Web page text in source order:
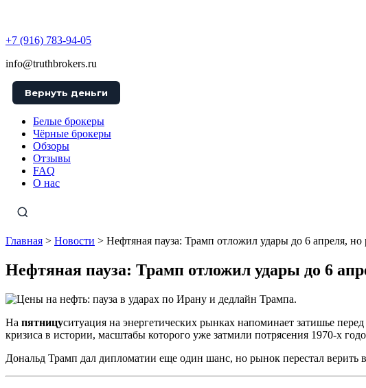
+7 (916) 783-94-05
info@truthbrokers.ru
Вернуть деньги
Белые брокеры
Чёрные брокеры
Обзоры
Отзывы
FAQ
О нас
Главная > Новости > Нефтяная пауза: Трамп отложил удары до 6 апреля, но
Нефтяная пауза: Трамп отложил удары до 6
На пятницуситуация на энергетических рынках напоминает затишье
кризиса в истории, масштабы которого уже затмили потрясения 1970-х
Дональд Трамп дал дипломатии еще один шанс, но рынок перестал верить